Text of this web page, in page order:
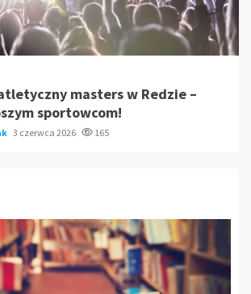
masters w Redzie –
sportowcom!
3 czerwca 2026 165